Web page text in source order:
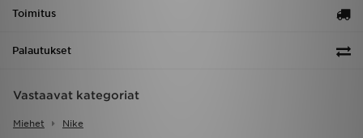
Toimitus
Palautukset
Vastaavat kategoriat
Miehet Nike